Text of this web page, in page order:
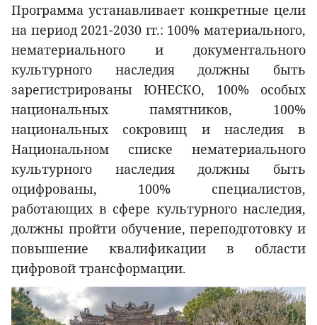
Программа устанавливает конкретные цели
на период 2021-2030 гг.: 100% материального,
нематериального и документального
культурного наследия должны быть
зарегистрированы ЮНЕСКО, 100% особых
национальных памятников, 100%
национальных сокровищ и наследия в
Национальном списке нематериального
культурного наследия должны быть
оцифрованы, 100% специалистов,
работающих в сфере культурного наследия,
должны пройти обучение, переподготовку и
повышение квалификации в области
цифровой трансформации.